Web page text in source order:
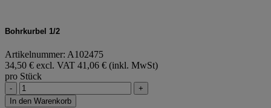
Bohrkurbel 1/2
Artikelnummer: A102475
34,50 € excl. VAT 41,06 € (inkl. MwSt)
pro Stück
-
+
In den Warenkorb